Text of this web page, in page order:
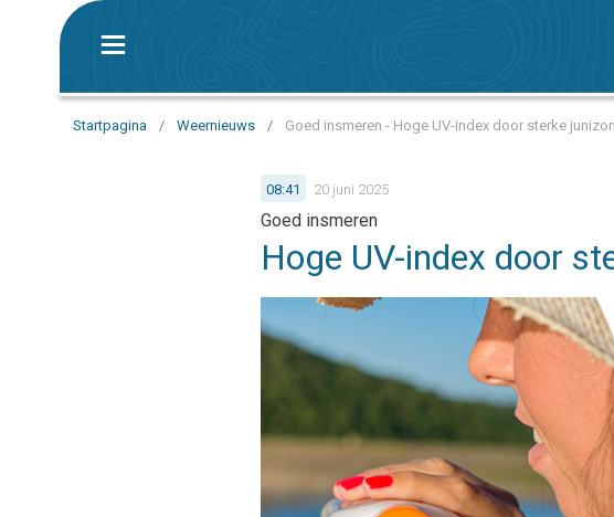
Startpagina / Weernieuws / Goed insmeren - Hoge UV-index door sterke junizon
08:41 20 juni 2025
Goed insmeren
Hoge UV-index door